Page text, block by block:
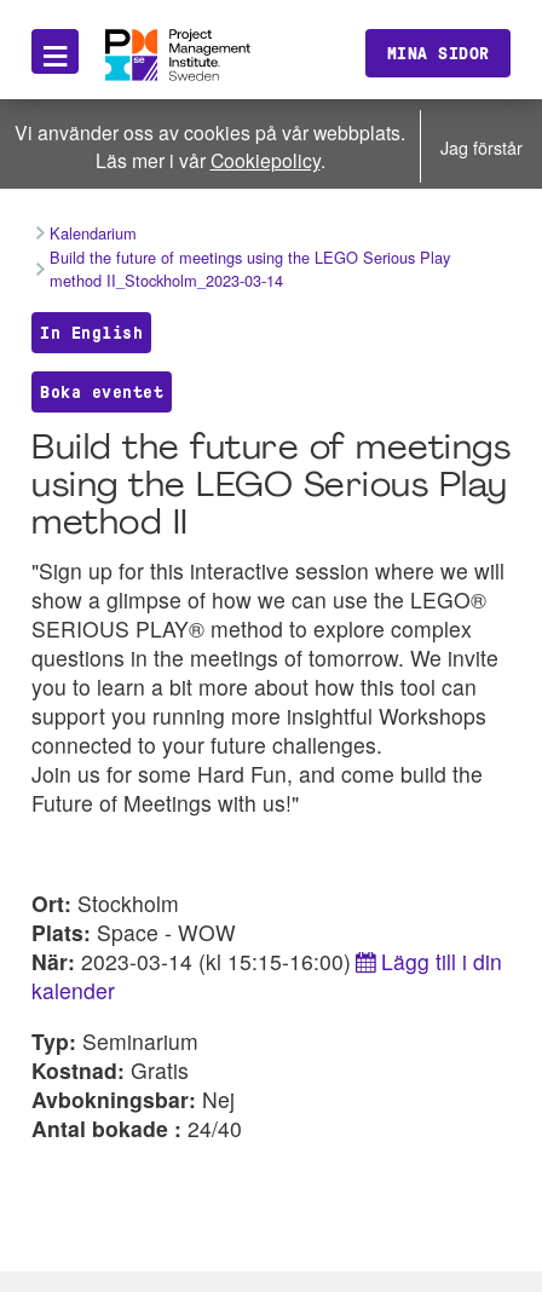
≡ MINA SIDOR
Vi använder oss av cookies på vår webbplats.
Läs mer i vårCookiepolicy. Jag förstår
Kalendarium
Build the future of meetings using the LEGO Serious Play
method II_Stockholm_2023-03-14
In English
Boka eventet
Build the future of meetings
using the LEGO Serious Play
method II
"Sign up for this interactive session where we will
show a glimpse of how we can use the LEGO®
SERIOUS PLAY® method to explore complex
questions in the meetings of tomorrow. We invite
you to learn a bit more about how this tool can
support you running more insightful Workshops
connected to your future challenges.
Join us for some Hard Fun, and come build the
Future of Meetings with us!"
Ort: Stockholm
Plats: Space - WOW
När: 2023-03-14 (kl 15:15-16:00)
Lägg till i din
kalender
Typ: Seminarium
Kostnad: Gratis
Avbokningsbar: Nej
Antal bokade : 24/40